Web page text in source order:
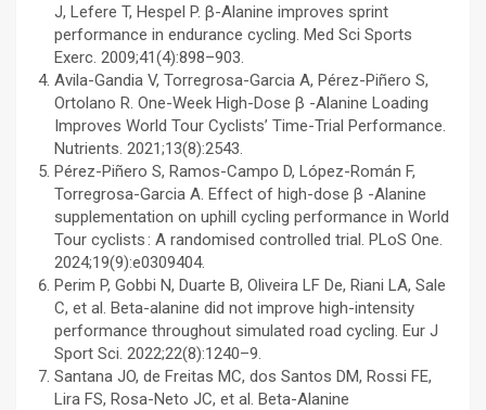
J, Lefere T, Hespel P. β-Alanine improves sprint
performance in endurance cycling. Med Sci Sports
Exerc. 2009;41(4):898–903.
Avila-Gandia V, Torregrosa-Garcia A, Pérez-Piñero S,
Ortolano R. One-Week High-Dose β -Alanine Loading
Improves World Tour Cyclists’ Time-Trial Performance.
Nutrients. 2021;13(8):2543.
Pérez-Piñero S, Ramos-Campo D, López-Román F,
Torregrosa-Garcia A. Effect of high-dose β -Alanine
supplementation on uphill cycling performance in World
Tour cyclists : A randomised controlled trial. PLoS One.
2024;19(9):e0309404.
Perim P, Gobbi N, Duarte B, Oliveira LF De, Riani LA, Sale
C, et al. Beta-alanine did not improve high-intensity
performance throughout simulated road cycling. Eur J
Sport Sci. 2022;22(8):1240–9.
Santana JO, de Freitas MC, dos Santos DM, Rossi FE,
Lira FS, Rosa-Neto JC, et al. Beta-Alanine